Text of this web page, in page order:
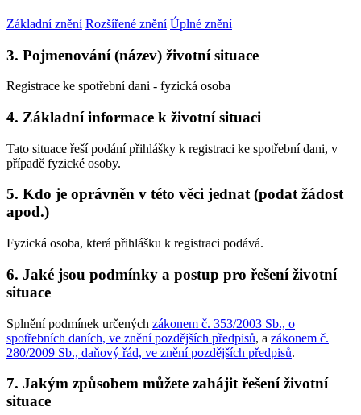
Základní znění Rozšířené znění Úplné znění
3. Pojmenování (název) životní situace
Registrace ke spotřební dani - fyzická osoba
4. Základní informace k životní situaci
Tato situace řeší podání přihlášky k registraci ke spotřební dani, v
případě fyzické osoby.
5. Kdo je oprávněn v této věci jednat (podat žádost
apod.)
Fyzická osoba, která přihlášku k registraci podává.
6. Jaké jsou podmínky a postup pro řešení životní
situace
Splnění podmínek určených zákonem č. 353/2003 Sb., o
spotřebních daních, ve znění pozdějších předpisů, a zákonem č.
280/2009 Sb., daňový řád, ve znění pozdějších předpisů.
7. Jakým způsobem můžete zahájit řešení životní
situace